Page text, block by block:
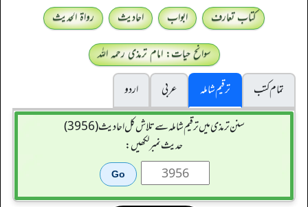
کتاب تعارف ابواب احادیث
رواۃ الحدیث
سوانح حیات: امام ترمذی رحمہ اللہ
تمام کتب
ترقیم شاملہ عربی
اردو
سنن ترمذی میں ترقیم شاملہ سے تلاش کل احادیث (3956)
حدیث نمبر لکھیں: